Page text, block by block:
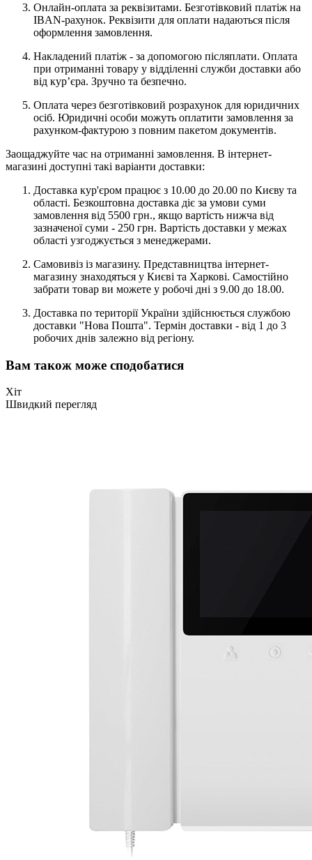
Онлайн-оплата за реквізитами. Безготівковий платіж на
IBAN-рахунок. Реквізити для оплати надаються після
оформлення замовлення.
Накладений платіж - за допомогою післяплати. Оплата
при отриманні товару у відділенні служби доставки або
від кур’єра. Зручно та безпечно.
Оплата через безготівковий розрахунок для юридичних
осіб. Юридичні особи можуть оплатити замовлення за
рахунком-фактурою з повним пакетом документів.
Заощаджуйте час на отриманні замовлення. В інтернет-
магазині доступні такі варіанти доставки:
Доставка кур'єром працює з 10.00 до 20.00 по Києву та
області. Безкоштовна доставка діє за умови суми
замовлення від 5500 грн., якщо вартість нижча від
зазначеної суми - 250 грн. Вартість доставки у межах
області узгоджується з менеджерами.
Самовивіз із магазину. Представництва інтернет-
магазину знаходяться у Києві та Харкові. Самостійно
забрати товар ви можете у робочі дні з 9.00 до 18.00.
Доставка по території України здійснюється службою
доставки "Нова Пошта". Термін доставки - від 1 до 3
робочих днів залежно від регіону.
Вам також може сподобатися
Хіт
Швидкий перегляд